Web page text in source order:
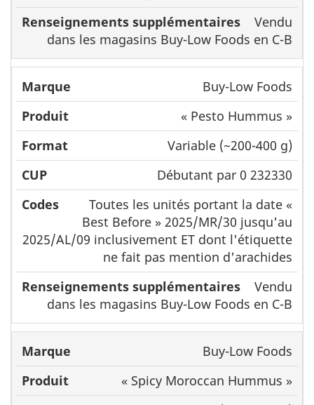
Vendu
dans les magasins Buy-Low Foods en C-B
Buy-Low Foods
« Pesto Hummus »
Variable (~200-400 g)
Débutant par 0 232330
Toutes les unités portant la date «
Best Before » 2025/MR/30 jusqu'au
2025/AL/09 inclusivement ET dont l'étiquette
ne fait pas mention d'arachides
Vendu
dans les magasins Buy-Low Foods en C-B
Buy-Low Foods
« Spicy Moroccan Hummus »